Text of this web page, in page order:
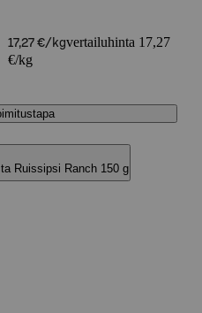
17,27 €/kgvertailuhinta 17,27
€/kg
Ruissipsi Ranch 150 g